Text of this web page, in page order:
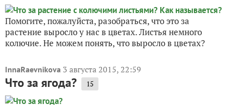
Помогите, пожалуйста, разобраться, что это за
растение выросло у нас в цветах. Листья немного
колючие. Не можем понять, что выросло в цветах?
InnaRaevnikova 3 августа 2015, 22:59
Что за ягода? 15